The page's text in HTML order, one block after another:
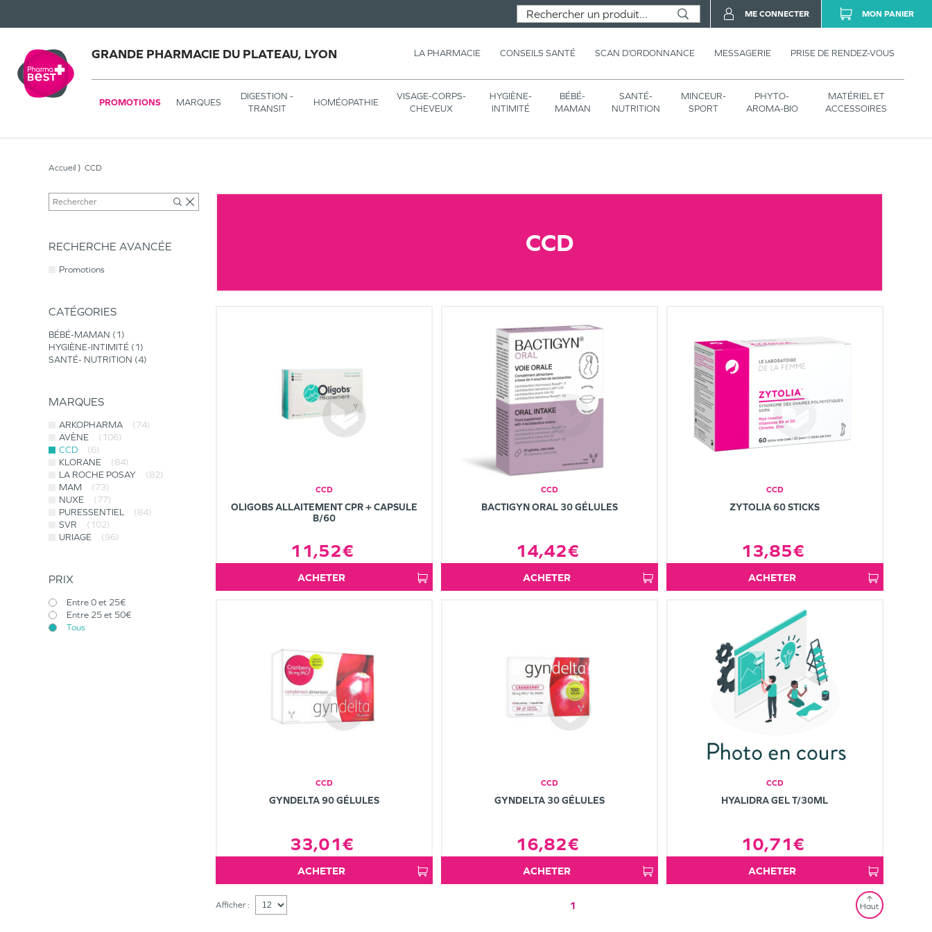
GRANDE PHARMACIE DU PLATEAU, LYON LA PHARMACIE CONSEILS SANTÉ SCAN D’ORDONNANCE MESSAGERIE PRISE DE RENDEZ-VOUS
PROMOTIONS MARQUES
DIGESTION -
TRANSIT
HOMÉOPATHIE
VISAGE-CORPS-
CHEVEUX
HYGIÈNE-
INTIMITÉ
BÉBÉ-
MAMAN
SANTÉ-
NUTRITION
MINCEUR-
SPORT
PHYTO-
AROMA-BIO
MATÉRIEL ET
ACCESSOIRES
ME CONNECTER MON PANIER
Accueil CCD
RECHERCHE AVANCÉE
Promotions
CATÉGORIES
BÉBÉ-MAMAN
1
HYGIÈNE-INTIMITÉ
1
SANTÉ- NUTRITION 4
MARQUES
ARKOPHARMA
(74)
AVÈNE
(106)
CCD
(6)
KLORANE
(84)
LA ROCHE POSAY
(82)
MAM
(73)
NUXE
(77)
PURESSENTIEL
(84)
SVR
(102)
URIAGE
(96)
PRIX
Entre 0 et 25€
Entre 25 et 50€
Tous
CCD
CCD
OLIGOBS ALLAITEMENT CPR + CAPSULE
B/60
11,52€
ACHETER
CCD
BACTIGYN ORAL 30 GÉLULES
14,42€
ACHETER
CCD
ZYTOLIA 60 STICKS
13,85€
ACHETER
CCD
GYNDELTA 90 GÉLULES
33,01€
ACHETER
CCD
GYNDELTA 30 GÉLULES
16,82€
ACHETER
CCD
HYALIDRA GEL T/30ML
10,71€
ACHETER
Afficher : 1 Haut